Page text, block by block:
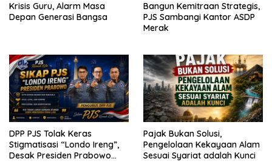
Krisis Guru, Alarm Masa
Depan Generasi Bangsa
Bangun Kemitraan Strategis,
PJS Sambangi Kantor ASDP
Merak
DPP PJS Tolak Keras
Stigmatisasi “Londo Ireng”,
Desak Presiden Prabowo
Pajak Bukan Solusi,
Pengelolaan Kekayaan Alam
Sesuai Syariat adalah Kunci